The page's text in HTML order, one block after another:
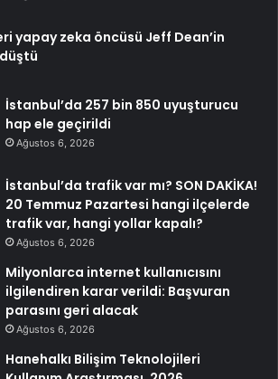
yapay zeka öncüsü Jeff Dean’in
İstanbul’da 257 bin 850 uyuşturucu
hap ele geçirildi
Ağustos 6, 2026
İstanbul’da trafik var mı? SON DAKİKA!
20 Temmuz Pazartesi hangi ilçelerde
trafik var, hangi yollar kapalı?
Ağustos 6, 2026
Milyonlarca internet kullanıcısını
ilgilendiren karar verildi: Başvuran
parasını geri alacak
Ağustos 6, 2026
Hanehalkı Bilişim Teknolojileri